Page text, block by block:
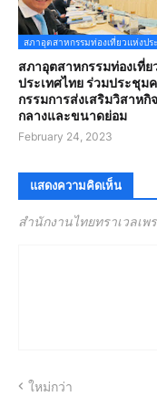
สภาอุตสาหกรรมท่องเที่ยวแห่งปร
สภาอุตสาหกรรมท่องเที่ย
ประเทศไทย ร่วมประชุม
กรรมการส่งเสริมวิสาห
กลางและขนาดย่อม
February 24, 2023
แสดงความคิดเห็น
สำนักงานไทยทราเวลเพ
ใหม่กว่า